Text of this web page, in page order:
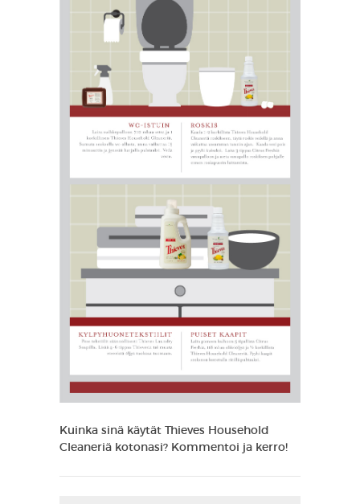
Kuinka sinä käytät Thieves Household
Cleaneriä kotonasi? Kommentoi ja kerro!